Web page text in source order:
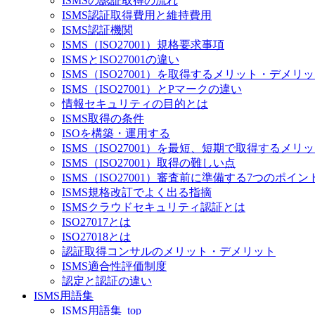
ISMS認証取得費用と維持費用
ISMS認証機関
ISMS（ISO27001）規格要求事項
ISMSとISO27001の違い
ISMS（ISO27001）を取得するメリット・デメリッ
ISMS（ISO27001）とPマークの違い
情報セキュリティの目的とは
ISMS取得の条件
ISOを構築・運用する
ISMS（ISO27001）を最短、短期で取得するメリ
ISMS（ISO27001）取得の難しい点
ISMS（ISO27001）審査前に準備する7つのポイン
ISMS規格改訂でよく出る指摘
ISMSクラウドセキュリティ認証とは
ISO27017とは
ISO27018とは
認証取得コンサルのメリット・デメリット
ISMS適合性評価制度
認定と認証の違い
ISMS用語集
ISMS用語集_top